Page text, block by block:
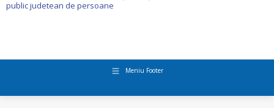
public judetean de persoane
Meniu Footer